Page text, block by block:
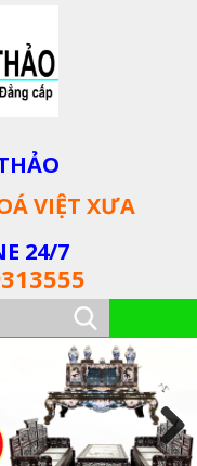
VIỆT XƯA
24/7